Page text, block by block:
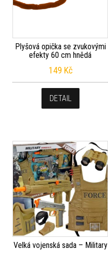
Plyšová opička se zvukovými
efekty 60 cm hnědá
149 Kč
DETAIL
Velká vojenská sada – Military